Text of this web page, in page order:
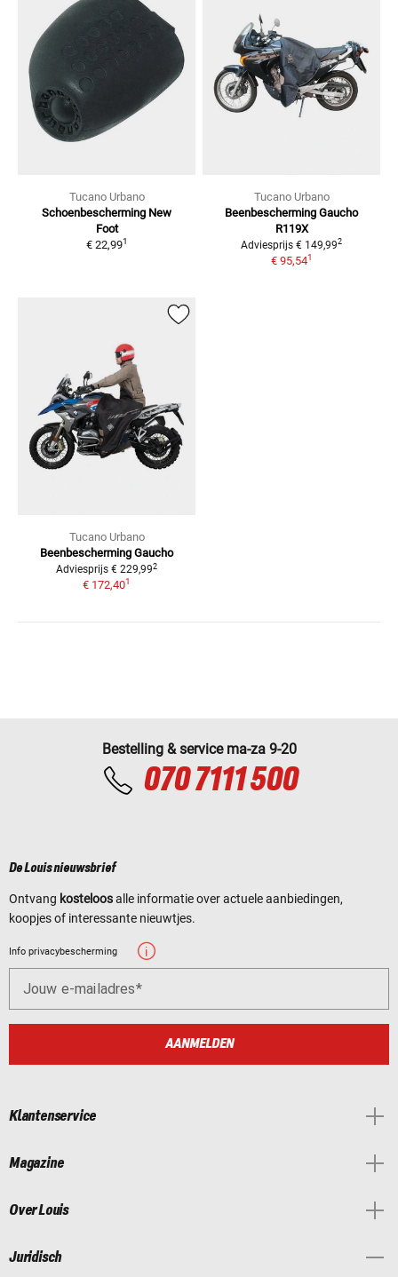
Tucano Urbano
Schoenbescherming New
Foot
€ 22,991
Tucano Urbano
Beenbescherming Gaucho
R119X
Adviesprijs € 149,992
€ 95,541
Tucano Urbano
Beenbescherming Gaucho
Adviesprijs € 229,992
€ 172,401
Bestelling & service ma-za 9-20
070 7111 500
De Louis nieuwsbrief
Ontvang kosteloosalle informatie over actuele aanbiedingen,
koopjes of interessante nieuwtjes.
Info privacybescherming
Jouw e-mailadres
AANMELDEN
Klantenservice
Magazine
Over Louis
Juridisch